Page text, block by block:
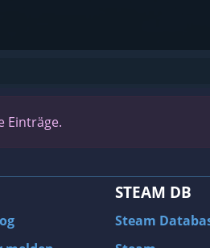
Einträge.
STEAM DB
Steam